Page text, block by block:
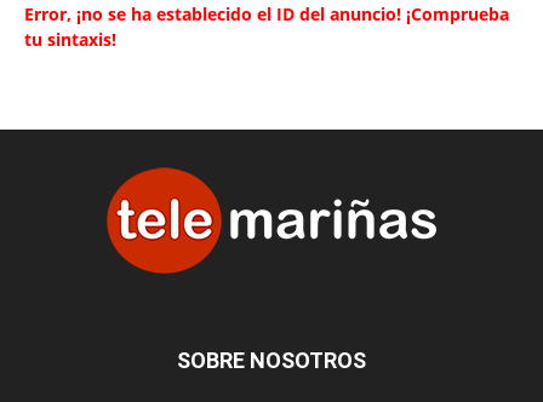
Error, ¡no se ha establecido el ID del anuncio! ¡Comprueba
tu sintaxis!
SOBRE NOSOTROS